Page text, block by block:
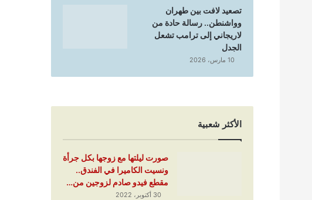
تصعيد لافت بين طهران
وواشنطن.. رسالة حادة من
لاريجاني إلى ترامب تشعل
الجدل
10 مارس، 2026
الأكثر شعبية
صورت ليلتها مع زوجها بكل جرأة
ونسيت الكاميرا في الفندق..
مقطع فيدو صادم لزوجين من…
30 أكتوبر، 2022